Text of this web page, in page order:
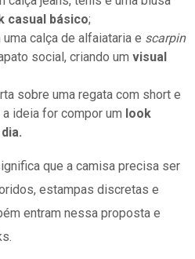
casual básico;
calça de alfaiataria e scarpin
social, criando um visual
sobre uma regata com short e
ideia for compor um look
que a camisa precisa ser
estampas discretas e
entram nessa proposta e